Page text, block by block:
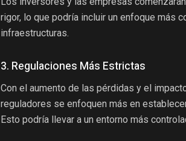
rigor, lo que podría incluir un enfoque más
infraestructuras.
3. Regulaciones Más Estrictas
Con el aumento de las pérdidas y el
reguladores se enfoquen más en
Esto podría llevar a un entorno más